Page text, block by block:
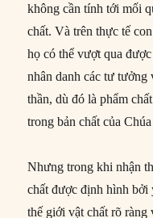
không cần tính tới mối
chất. Và trên thực tế
họ có thể vượt qua
nhân danh các tư
thần, dù đó là phẩm
trong bản chất của
Nhưng trong khi nhận
chất được định hình bởi
thế giới vật chất rõ ràng